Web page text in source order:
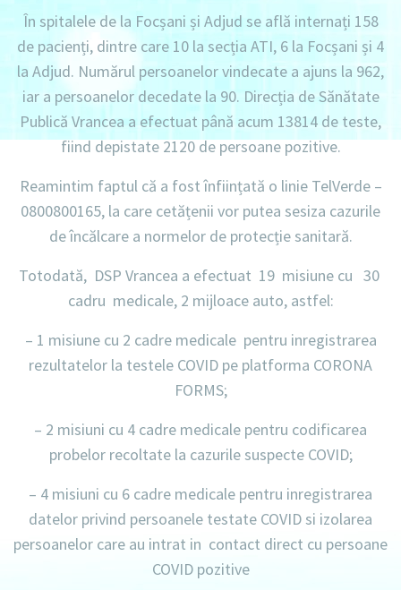
În spitalele de la Focșani și Adjud se află internați 158
de pacienți, dintre care 10 la secția ATI, 6 la Focșani și 4
la Adjud. Numărul persoanelor vindecate a ajuns la 962,
iar a persoanelor decedate la 90. Direcția de Sănătate
Publică Vrancea a efectuat până acum 13814 de teste,
fiind depistate 2120 de persoane pozitive.
Reamintim faptul că a fost înființată o linie TelVerde –
0800800165, la care cetățenii vor putea sesiza cazurile
de încălcare a normelor de protecție sanitară.
Totodată, DSP Vrancea a efectuat 19 misiune cu 30
cadru medicale, 2 mijloace auto, astfel:
– 1 misiunecu 2 cadre medicalepentru inregistrarea
rezultatelor la testele COVID pe platforma CORONA
FORMS;
– 2 misiuni cu 4 cadre medicale pentru codificarea
probelor recoltate la cazurile suspecte COVID;
– 4 misiuni cu 6 cadre medicale pentru inregistrarea
datelor privind persoanele testate COVID si izolarea
persoanelor care au intrat in contact direct cu persoane
COVID pozitive